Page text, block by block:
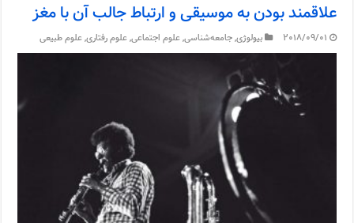
علاقمند بودن به موسیقی و ارتباط جالب آن با مغز
2018/09/01 بیولوژی,جامعه‌شناسی,علوم اجتماعی,علوم رفتاری,علوم طبیعی